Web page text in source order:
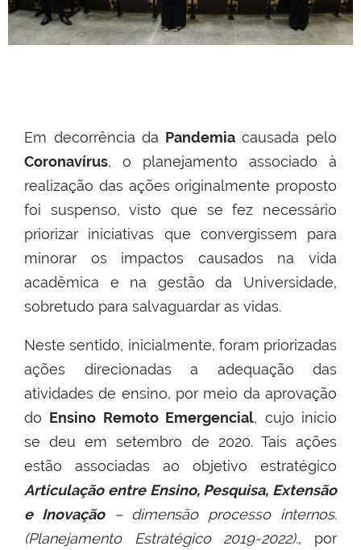
Em decorrência da Pandemiacausada pelo
Coronavírus, o planejamento associado à
realização das ações originalmente proposto
foi suspenso, visto que se fez necessário
priorizar iniciativas que convergissem para
minorar os impactos causados na vida
acadêmica e na gestão da Universidade,
sobretudo para salvaguardar as vidas.
Neste sentido, inicialmente, foram priorizadas
ações direcionadas a adequação das
atividades de ensino, por meio da aprovação
do Ensino Remoto Emergencial, cujo início
se deu em setembro de 2020. Tais ações
estão associadas ao objetivo estratégico
Articulação entre Ensino, Pesquisa, Extensão
e Inovação– dimensão processo internos.
(Planejamento Estratégico 2019-2022)., por